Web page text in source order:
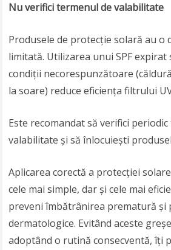
Nu verifici termenul de valabilitate
Produsele de protecție solară au o
limitată. Utilizarea unui SPF
condiții necorespunzătoare
la soare) reduce eficiența filtrului
Este recomandat să verifici
valabilitate și să înlocuiești
Aplicarea corectă a protecției
cele mai simple, dar și cele mai
preveni îmbătrânirea prematură și
dermatologice. Evitând aceste
adoptând o rutină consecventă, îți